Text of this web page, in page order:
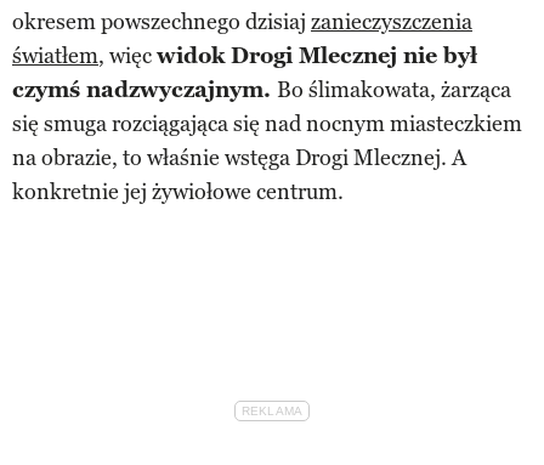
okresem powszechnego dzisiaj zanieczyszczenia
światłem, więcwidok Drogi Mlecznej nie był
czymś nadzwyczajnym. Bo ślimakowata, żarząca
się smuga rozciągająca się nad nocnym miasteczkiem
na obrazie, to właśnie wstęga Drogi Mlecznej. A
konkretnie jej żywiołowe centrum.